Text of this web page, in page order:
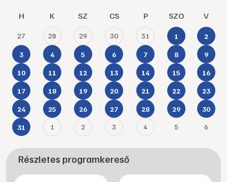
H K SZ CS P SZO V
27 28 29 30 31 1 2
3 4 5 6 7 8 9
10 11 12 13 14 15 16
17 18 19 20 21 22 23
24 25 26 27 28 29 30
31 1 2 3 4 5 6
Részletes programkereső